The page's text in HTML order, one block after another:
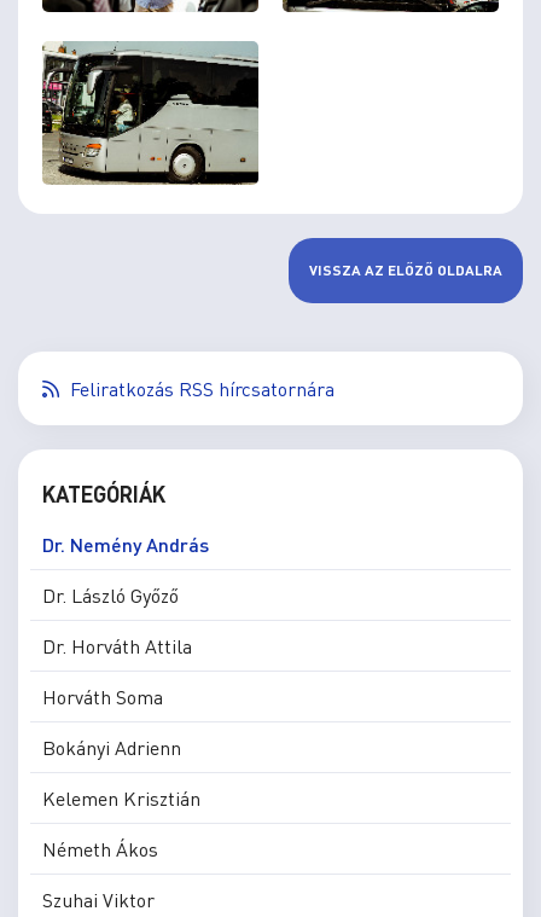
VISSZA AZ ELŐZŐ OLDALRA
Feliratkozás RSS hírcsatornára
KATEGÓRIÁK
Dr. Nemény András
Dr. László Győző
Dr. Horváth Attila
Horváth Soma
Bokányi Adrienn
Kelemen Krisztián
Németh Ákos
Szuhai Viktor